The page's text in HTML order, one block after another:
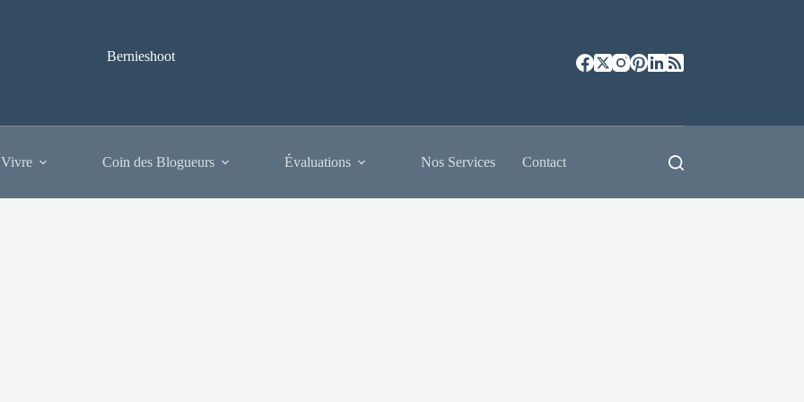
Bernieshoot
Coin des Blogueurs Évaluations Nos Services Contact